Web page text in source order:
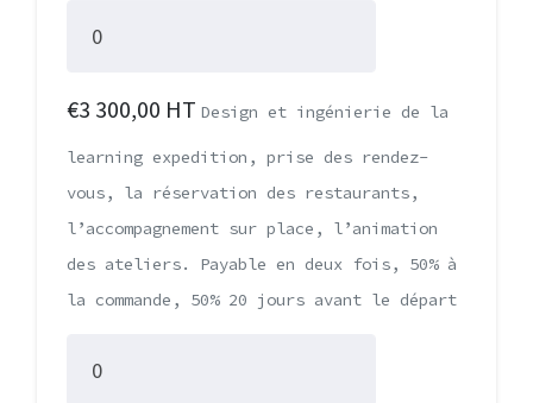
€3 300,00 HT Design et ingénierie de la
learning expedition, prise des rendez-
vous, la réservation des restaurants,
l’accompagnement sur place, l’animation
des ateliers. Payable en deux fois, 50% à
la commande, 50% 20 jours avant le départ